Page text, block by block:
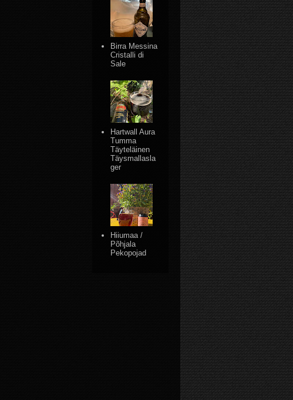
Birra Messina
Cristalli di
Sale
Hartwall Aura
Tumma
Täyteläinen
Täysmallasla
ger
Hiiumaa /
Põhjala
Pekopojad